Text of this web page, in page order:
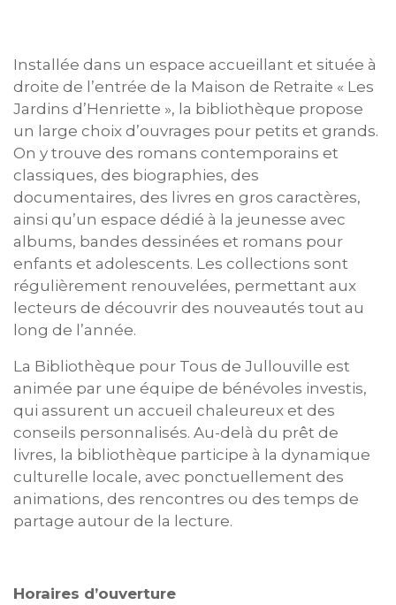
Installée dans un espace accueillant et située à
droite de l’entrée de la Maison de Retraite « Les
Jardins d’Henriette », la bibliothèque propose
un large choix d’ouvrages pour petits et grands.
On y trouve des romans contemporains et
classiques, des biographies, des
documentaires, des livres en gros caractères,
ainsi qu’un espace dédié à la jeunesse avec
albums, bandes dessinées et romans pour
enfants et adolescents. Les collections sont
régulièrement renouvelées, permettant aux
lecteurs de découvrir des nouveautés tout au
long de l’année.
La Bibliothèque pour Tous de Jullouville est
animée par une équipe de bénévoles investis,
qui assurent un accueil chaleureux et des
conseils personnalisés. Au-delà du prêt de
livres, la bibliothèque participe à la dynamique
culturelle locale, avec ponctuellement des
animations, des rencontres ou des temps de
partage autour de la lecture.
Horaires d’ouverture